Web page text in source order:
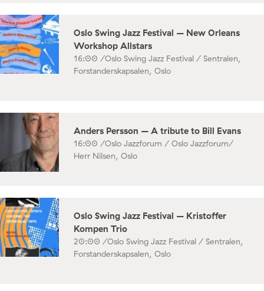
Oslo Swing Jazz Festival – New Orleans
Workshop Allstars
16:00 /Oslo Swing Jazz Festival / Sentralen,
Forstanderskapsalen, Oslo
Anders Persson – A tribute to Bill Evans
16:00 /Oslo Jazzforum / Oslo Jazzforum/
Herr Nilsen, Oslo
Oslo Swing Jazz Festival – Kristoffer
Kompen Trio
20:00 /Oslo Swing Jazz Festival / Sentralen,
Forstanderskapsalen, Oslo